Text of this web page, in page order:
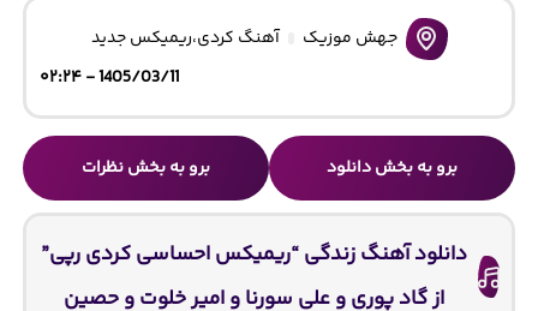
جهش موزیک آهنگ کردی،ریمیکس جدید
1405/03/11 - ۰۲:۲۴
برو به بخش دانلود برو به بخش نظرات
دانلود آهنگ زندگی “ریمیکس احساسی کردی رپی”
از گاد پوری و علی سورنا و امیر خلوت و حصین